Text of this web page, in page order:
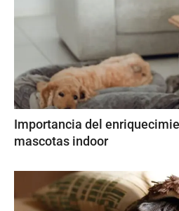
Importancia del
mascotas indoor